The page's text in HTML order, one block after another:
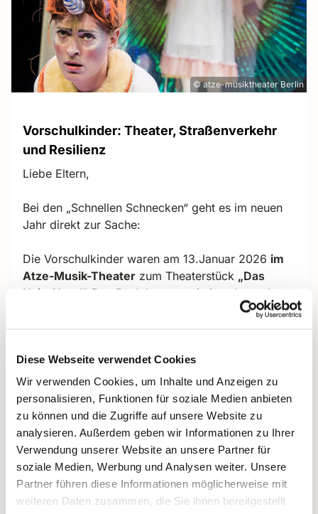
Diese Webseite verwendet Cookies
Wir verwenden Cookies, um Inhalte und Anzeigen zu
personalisieren, Funktionen für soziale Medien anbieten
zu können und die Zugriffe auf unsere Website zu
analysieren. Außerdem geben wir Informationen zu Ihrer
Verwendung unserer Website an unsere Partner für
soziale Medien, Werbung und Analysen weiter. Unsere
Partner führen diese Informationen möglicherweise mit
weiteren Daten zusammen, die Sie ihnen bereitgestellt
© atze-musiktheater Berlin
Vorschulkinder: Theater, Straßenverkehr
und Resilienz
Liebe Eltern,
Bei den „Schnellen Schnecken“ geht es im neuen
Jahr direkt zur Sache:
Die Vorschulkinder waren am 13.Januar 2026 im
Atze-Musik-Theater zum Theaterstück „Das
Nein-Horn“! Das Buch kannten sie ja schon, aber
nun das Ganze auf der Bühne – aufregend! Tolle
Schauspielerinnen und Musiker waren life zu
Menge auszuwerten in der Gruppe...
Und nun direkt weiter
zurVerkehrserziehung. Dieses Thema ist jetzt
dran – und wird von einem absoluten Fachmann
begleitet, nämlich einem Polizisten. Informationen,
Geschichten und Antworten aus erster Hand für
die Kinder – damit sich hoffentlich alle unfallfrei
durch den großstädtischen Verkehr bewegen
können.